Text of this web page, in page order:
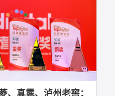
获 2023金梧奖 电商及